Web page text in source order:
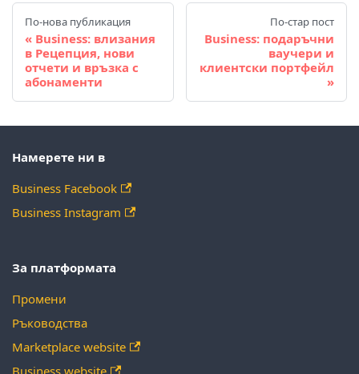
По-нова публикация
Business: влизания
в Рецепция, нови
отчети и връзка с
абонаменти
По-стар пост
Business: подаръчни
ваучери и
клиентски портфейл
Намерете ни в
Business Facebook
Business Instagram
За платформата
Промени
Ръководства
Marketplace website